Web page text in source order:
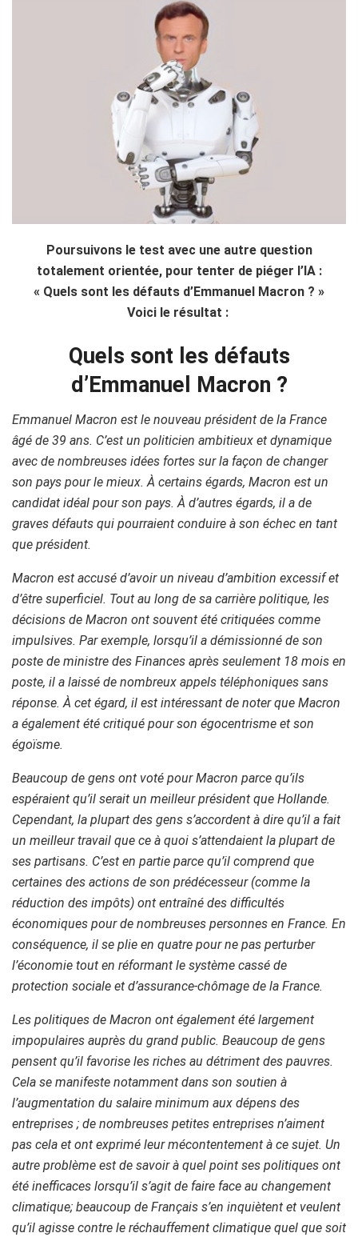
Poursuivons le test avec une autre question
totalement orientée, pour tenter de piéger l’IA :
« Quels sont les défauts d’Emmanuel Macron ? »
Voici le résultat :
Quels sont les défauts
d’Emmanuel Macron ?
Emmanuel Macron est le nouveau président de la France
âgé de 39 ans. C’est un politicien ambitieux et dynamique
avec de nombreuses idées fortes sur la façon de changer
son pays pour le mieux. À certains égards, Macron est un
candidat idéal pour son pays. À d’autres égards, il a de
graves défauts qui pourraient conduire à son échec en tant
que président.
Macron est accusé d’avoir un niveau d’ambition excessif et
d’être superficiel. Tout au long de sa carrière politique, les
décisions de Macron ont souvent été critiquées comme
impulsives. Par exemple, lorsqu’il a démissionné de son
poste de ministre des Finances après seulement 18 mois en
poste, il a laissé de nombreux appels téléphoniques sans
réponse. À cet égard, il est intéressant de noter que Macron
a également été critiqué pour son égocentrisme et son
égoïsme.
Beaucoup de gens ont voté pour Macron parce qu’ils
espéraient qu’il serait un meilleur président que Hollande.
Cependant, la plupart des gens s’accordent à dire qu’il a fait
un meilleur travail que ce à quoi s’attendaient la plupart de
ses partisans. C’est en partie parce qu’il comprend que
certaines des actions de son prédécesseur (comme la
réduction des impôts) ont entraîné des difficultés
économiques pour de nombreuses personnes en France. En
conséquence, il se plie en quatre pour ne pas perturber
l’économie tout en réformant le système cassé de
protection sociale et d’assurance-chômage de la France.
Les politiques de Macron ont également été largement
impopulaires auprès du grand public. Beaucoup de gens
pensent qu’il favorise les riches au détriment des pauvres.
Cela se manifeste notamment dans son soutien à
l’augmentation du salaire minimum aux dépens des
entreprises ; de nombreuses petites entreprises n’aiment
pas cela et ont exprimé leur mécontentement à ce sujet. Un
autre problème est de savoir à quel point ses politiques ont
été inefficaces lorsqu’il s’agit de faire face au changement
climatique; beaucoup de Français s’en inquiètent et veulent
qu’il agisse contre le réchauffement climatique quel que soit